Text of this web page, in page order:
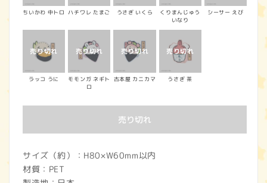
ちいかわ 中トロ ハチワレ たまご うさぎ いくら
くりまんじゅう
いなり
シーサー えび
ラッコ うに
モモンガ ネギト
ロ
古本屋 カニカマ うさぎ 茶
売り切れ
サイズ（約）：H80×W60mm以内
材質：PET